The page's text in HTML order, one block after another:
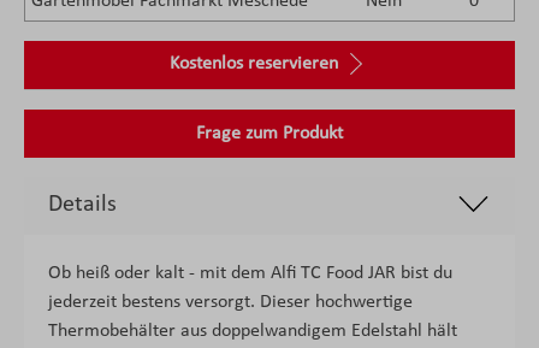
Kostenlos reservieren
Frage zum Produkt
Details
Ob heiß oder kalt - mit dem Alfi TC Food JAR bist du
jederzeit bestens versorgt. Dieser hochwertige
Thermobehälter aus doppelwandigem Edelstahl hält